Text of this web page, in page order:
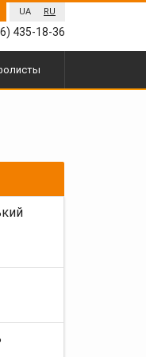
UA RU
435-18-36